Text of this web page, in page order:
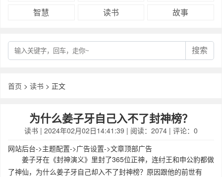
智慧
读书 故事
搜索
首页 > 读书 > 正文
为什么姜子牙自己入不了封神榜？
读书 | 2024年02月02日14:41:39 | 阅读：2074 | 评论：0
网站后台->主题配置->广告设置->文章顶部广告
姜子牙在《封神演义》里封了365位正神，连纣王和申公豹都做
了神仙，为什么姜子牙自己却入不了封神榜？原因跟他的前世有